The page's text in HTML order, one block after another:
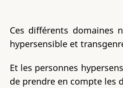
Ces différents domaines
hypersensible et
Et les personnes
de prendre en compte les